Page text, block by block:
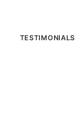
TESTIMONIALS